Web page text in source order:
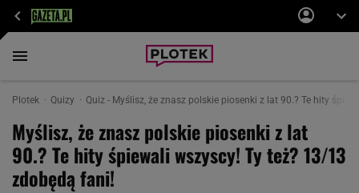
Plotek Quizy Quiz - Myślisz, że znasz polskie piosenki z lat 90.? Te hity
Myślisz, że znasz polskie piosenki z lat
90.? Te hity śpiewali wszyscy! Ty też? 13/13
zdobędą fani!